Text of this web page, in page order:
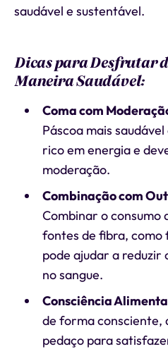
saudável e sustentável.
Dicas para Desfrutar
Maneira Saudável:
Coma com
Páscoa mais
rico em energia e
moderação.
Combinação com
Combinar o consumo
fontes de fibra, como
pode ajudar a reduzir
no sangue.
Consciência
de forma consciente,
pedaço para